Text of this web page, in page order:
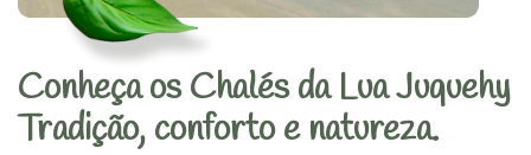
Conheça os Chalés da Lua Juquehy
Tradição, conforto e natureza.